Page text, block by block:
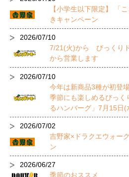
【小学生以下限定】 「
きキャンペーン
2026/07/10
7/21(火)から びっくり
から営業します
2026/07/10
今年は新商品3種が初登
季節にも楽しめるびっく
るハンバーグ」7月15日
2026/07/02
吉野家×ドラクエウォー
ン
2026/06/27
季節のおススメ